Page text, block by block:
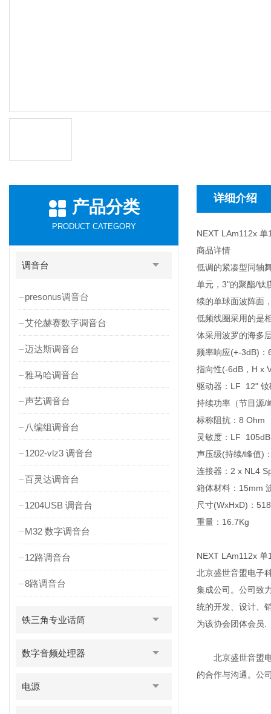
产品分类
PRODUCT CATEGORY
调音台
presonus调音台
艾伦赫赛数字调音台
迈达斯调音台
雅马哈调音台
声艺调音台
八编组调音台
1202-vlz3 调音台
百灵达调音台
1204USB 调音台
M32 数字调音台
12路调音台
8路调音台
铁三角专业话筒
数字音频处理器
电源
详细介绍
NEXT LAm112x 单
商品详情
低调的紧凑型同轴
单元，3"的聚酯/钛
续的单球面波阵面
低频线圈采用的是
体采用波罗的海多
频率响应(+-3dB)：
指向性(-6dB，H x
驱动器：LF 12"
持续功率（节目源
标称阻抗：8 Ohm
灵敏度：LF
声压级(持续/峰值)
连接器：2 x NL4
箱体材料：15mm
尺寸(WxHxD)：
重量：16.7Kg
NEXT LAm112x 单
北京盛世音盟电子
集成公司。公司致
统的开发、设计、
为该协会团体会员.
北京盛世音盟电
的合作与沟通。公